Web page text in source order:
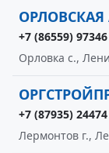
+7 (86559) 97346
Орловка с.,
+7 (87935) 24474
Лермонтов г.,